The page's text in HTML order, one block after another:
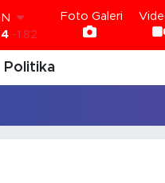
-1.82
0.02
Foto Galeri
Politika